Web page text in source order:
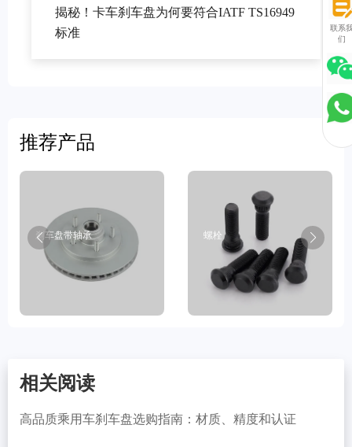
揭秘！卡车刹车盘为何要符合IATF TS16949
标准
推荐产品
刹车盘带轴承 螺栓
相关阅读
高品质乘用车刹车盘选购指南：材质、精度和认证
联系
们